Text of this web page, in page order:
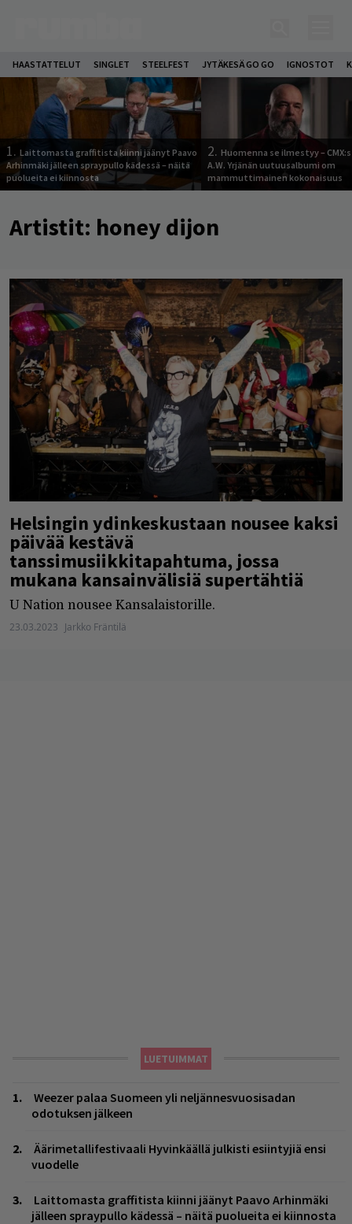
HAASTATTELUT SINGLET STEELFEST JYTÄKESÄ GO GO IGNOSTOT
1. Laittomasta graffitista kiinni jäänyt Paavo
Arhinmäki jälleen spraypullo kädessä – näitä
puolueita ei kiinnosta
2. Huomenna se ilmestyy –
A.W. Yrjänän uutuusalbumi om
mammuttimainen kokonaisuus
Artistit: honey dijon
Helsingin ydinkeskustaan nousee kaksi
päivää kestävä
tanssimusiikkitapahtuma, jossa
mukana kansainvälisiä supertähtiä
U Nation nousee Kansalaistorille.
23.03.2023 Jarkko Fräntilä
LUETUIMMAT
Weezer palaa Suomeen yli neljännesvuosisadan
odotuksen jälkeen
Äärimetallifestivaali Hyvinkäällä julkisti esiintyjiä ensi
vuodelle
Laittomasta graffitista kiinni jäänyt Paavo Arhinmäki
jälleen spraypullo kädessä – näitä puolueita ei kiinnosta